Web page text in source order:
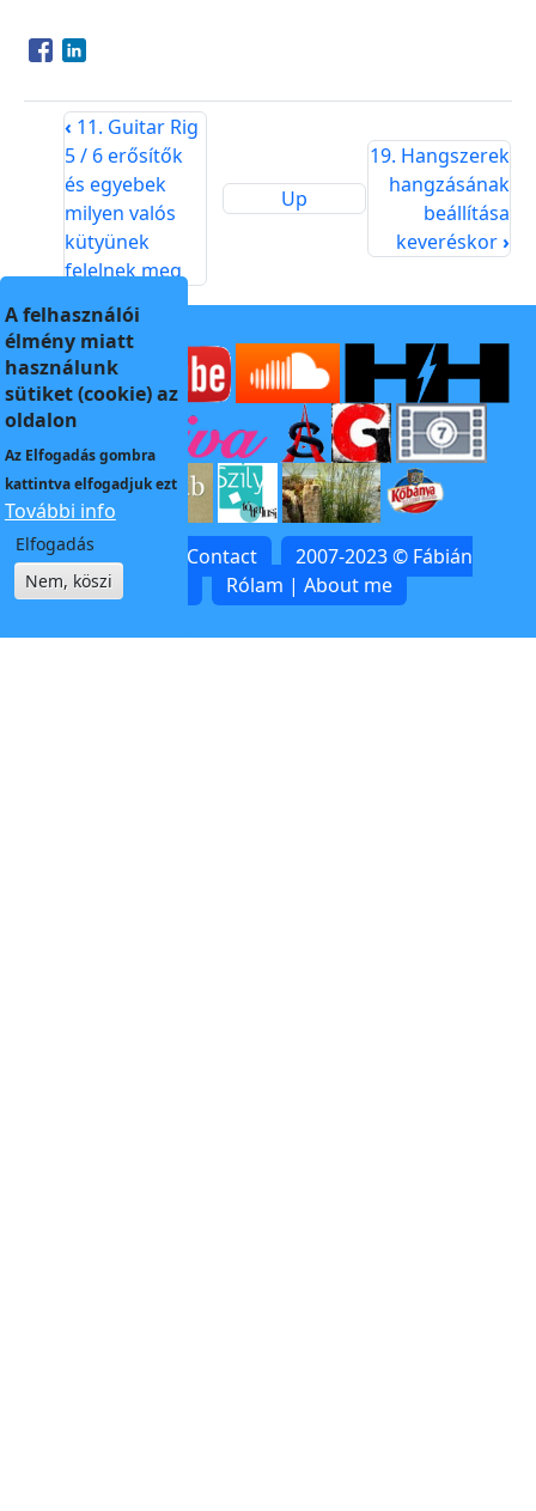
Opens in a new window
Opens in a new window
‹ 11. Guitar Rig
5 / 6 erősítők
és egyebek
milyen valós
kütyünek
felelnek meg
Up
19. Hangszerek
hangzásának
beállítása
keveréskor›
Kapcsolat | Contact
2007-2023 © Fábián
Rólam | About me
A felhasználói
élmény miatt
használunk
sütiket (cookie) az
oldalon
Az Elfogadásgombra
kattintva elfogadjuk ezt
További info
Elfogadás
Nem, köszi